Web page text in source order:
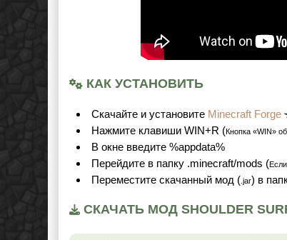
КАК УСТАНОВИТЬ
Cкачайте и установите Minecraft Forge
Нажмите клавиши WIN+R (Кнопка «WIN»
В окне введите %appdata%
Перейдите в папку .minecraft/mods (
Переместите скачанный мод ( .jar) в
СКАЧАТЬ МОД SHOULDER